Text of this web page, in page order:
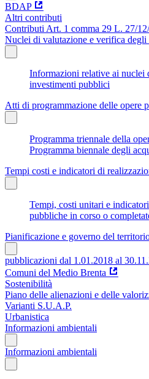
BDAP
Altri contributi
Contributi Art. 1 comma 29 L. 27/
Nuclei di valutazione e verifica
Informazioni relative ai nuclei
investimenti pubblici
Atti di programmazione delle opere
Programma triennale della
Programma biennale degli
Tempi costi e indicatori di
Tempi, costi unitari e
pubbliche in corso o
Pianificazione e governo del
pubblicazioni dal 1.01.2018 al
Comuni del Medio Brenta
Sostenibilità
Piano delle alienazioni e delle
Varianti S.U.A.P.
Urbanistica
Informazioni ambientali
Informazioni ambientali